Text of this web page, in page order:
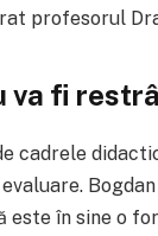
profesorul
va fi
cadrele
în sine o